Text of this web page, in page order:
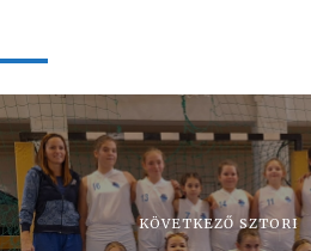
KÖVETKEZŐ SZTORI